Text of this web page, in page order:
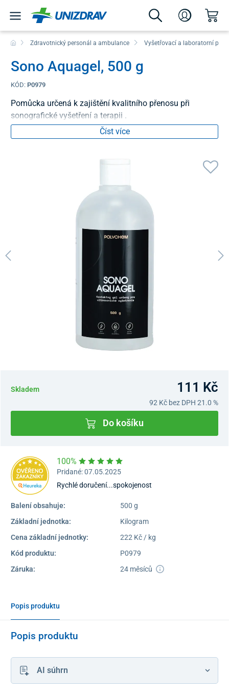
Zdravotnický personál a ambulance Vyšetřovací a laboratorní
Sono Aquagel, 500 g
KÓD: P0979
Pomůcka určená k zajištění kvalitního přenosu při
sonografické vyšetření a terapii .
Číst více
Skladem 111 Kč
92 Kč bez DPH 21.0 %
Do košíku
100%
Pridané: 07.05.2025
Rychlé doručení...spokojenost
Balení obsahuje:
500 g
Základní jednotka:
Kilogram
Cena základní jednotky:
222 Kč / kg
Kód produktu:
P0979
Záruka:
24 měsíců
Popis produktu
Popis produktu
AI súhrn